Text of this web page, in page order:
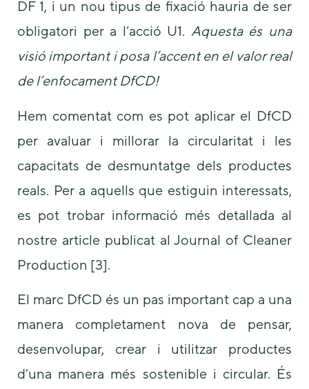
DF 1, i un nou tipus de fixació hauria de ser
obligatori per a l’acció U1. Aquesta és una
visió important i posa l’accent en el valor real
de l’enfocament DfCD!
Hem comentat com es pot aplicar el DfCD
per avaluar i millorar la circularitat i les
capacitats de desmuntatge dels productes
reals. Per a aquells que estiguin interessats,
es pot trobar informació més detallada al
nostre article publicat al Journal of Cleaner
Production [3].
El marc DfCD és un pas important cap a una
manera completament nova de pensar,
desenvolupar, crear i utilitzar productes
d’una manera més sostenible i circular. És